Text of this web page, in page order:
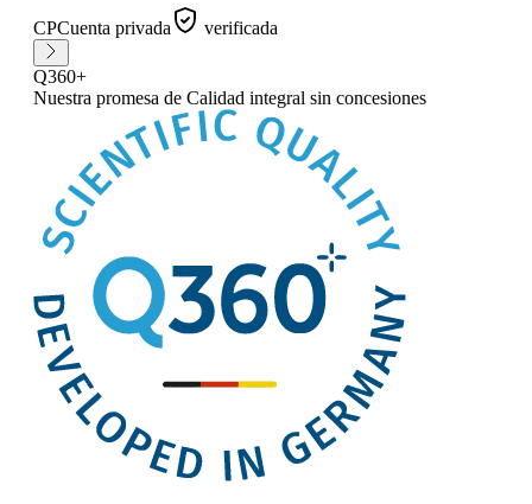
CPCuenta privada verificada
Q360+
Nuestra promesa de Calidad integral sin concesiones